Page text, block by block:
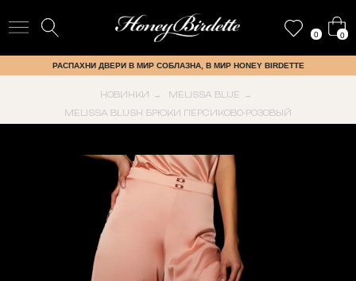
0 0
РАСПАХНИ ДВЕРИ В МИР СОБЛАЗНА, В МИР HONEY BIRDETTE
НОВИНКИ → MELISSA BLUE →
MELISSA BLUSH БРЮКИ ПЕРСИКОВО-РОЗОВЫЙ